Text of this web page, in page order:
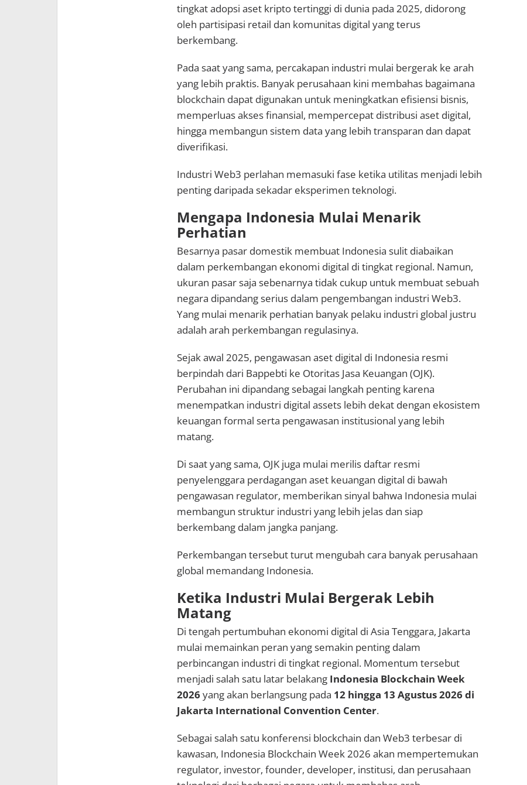
tingkat adopsi aset kripto tertinggi di dunia pada 2025, didorong
oleh partisipasi retail dan komunitas digital yang terus
berkembang.
Pada saat yang sama, percakapan industri mulai bergerak ke arah
yang lebih praktis. Banyak perusahaan kini membahas bagaimana
blockchain dapat digunakan untuk meningkatkan efisiensi bisnis,
memperluas akses finansial, mempercepat distribusi aset digital,
hingga membangun sistem data yang lebih transparan dan dapat
diverifikasi.
Industri Web3 perlahan memasuki fase ketika utilitas menjadi lebih
penting daripada sekadar eksperimen teknologi.
Mengapa Indonesia Mulai Menarik
Perhatian
Besarnya pasar domestik membuat Indonesia sulit diabaikan
dalam perkembangan ekonomi digital di tingkat regional. Namun,
ukuran pasar saja sebenarnya tidak cukup untuk membuat sebuah
negara dipandang serius dalam pengembangan industri Web3.
Yang mulai menarik perhatian banyak pelaku industri global justru
adalah arah perkembangan regulasinya.
Sejak awal 2025, pengawasan aset digital di Indonesia resmi
berpindah dari Bappebti ke Otoritas Jasa Keuangan (OJK).
Perubahan ini dipandang sebagai langkah penting karena
menempatkan industri digital assets lebih dekat dengan ekosistem
keuangan formal serta pengawasan institusional yang lebih
matang.
Di saat yang sama, OJK juga mulai merilis daftar resmi
penyelenggara perdagangan aset keuangan digital di bawah
pengawasan regulator, memberikan sinyal bahwa Indonesia mulai
membangun struktur industri yang lebih jelas dan siap
berkembang dalam jangka panjang.
Perkembangan tersebut turut mengubah cara banyak perusahaan
global memandang Indonesia.
Ketika Industri Mulai Bergerak Lebih
Matang
Di tengah pertumbuhan ekonomi digital di Asia Tenggara, Jakarta
mulai memainkan peran yang semakin penting dalam
perbincangan industri di tingkat regional. Momentum tersebut
menjadi salah satu latar belakang Indonesia Blockchain Week
2026yang akan berlangsung pada 12 hingga 13 Agustus 2026 di
Jakarta International Convention Center.
Sebagai salah satu konferensi blockchain dan Web3 terbesar di
kawasan, Indonesia Blockchain Week 2026 akan mempertemukan
regulator, investor, founder, developer, institusi, dan perusahaan